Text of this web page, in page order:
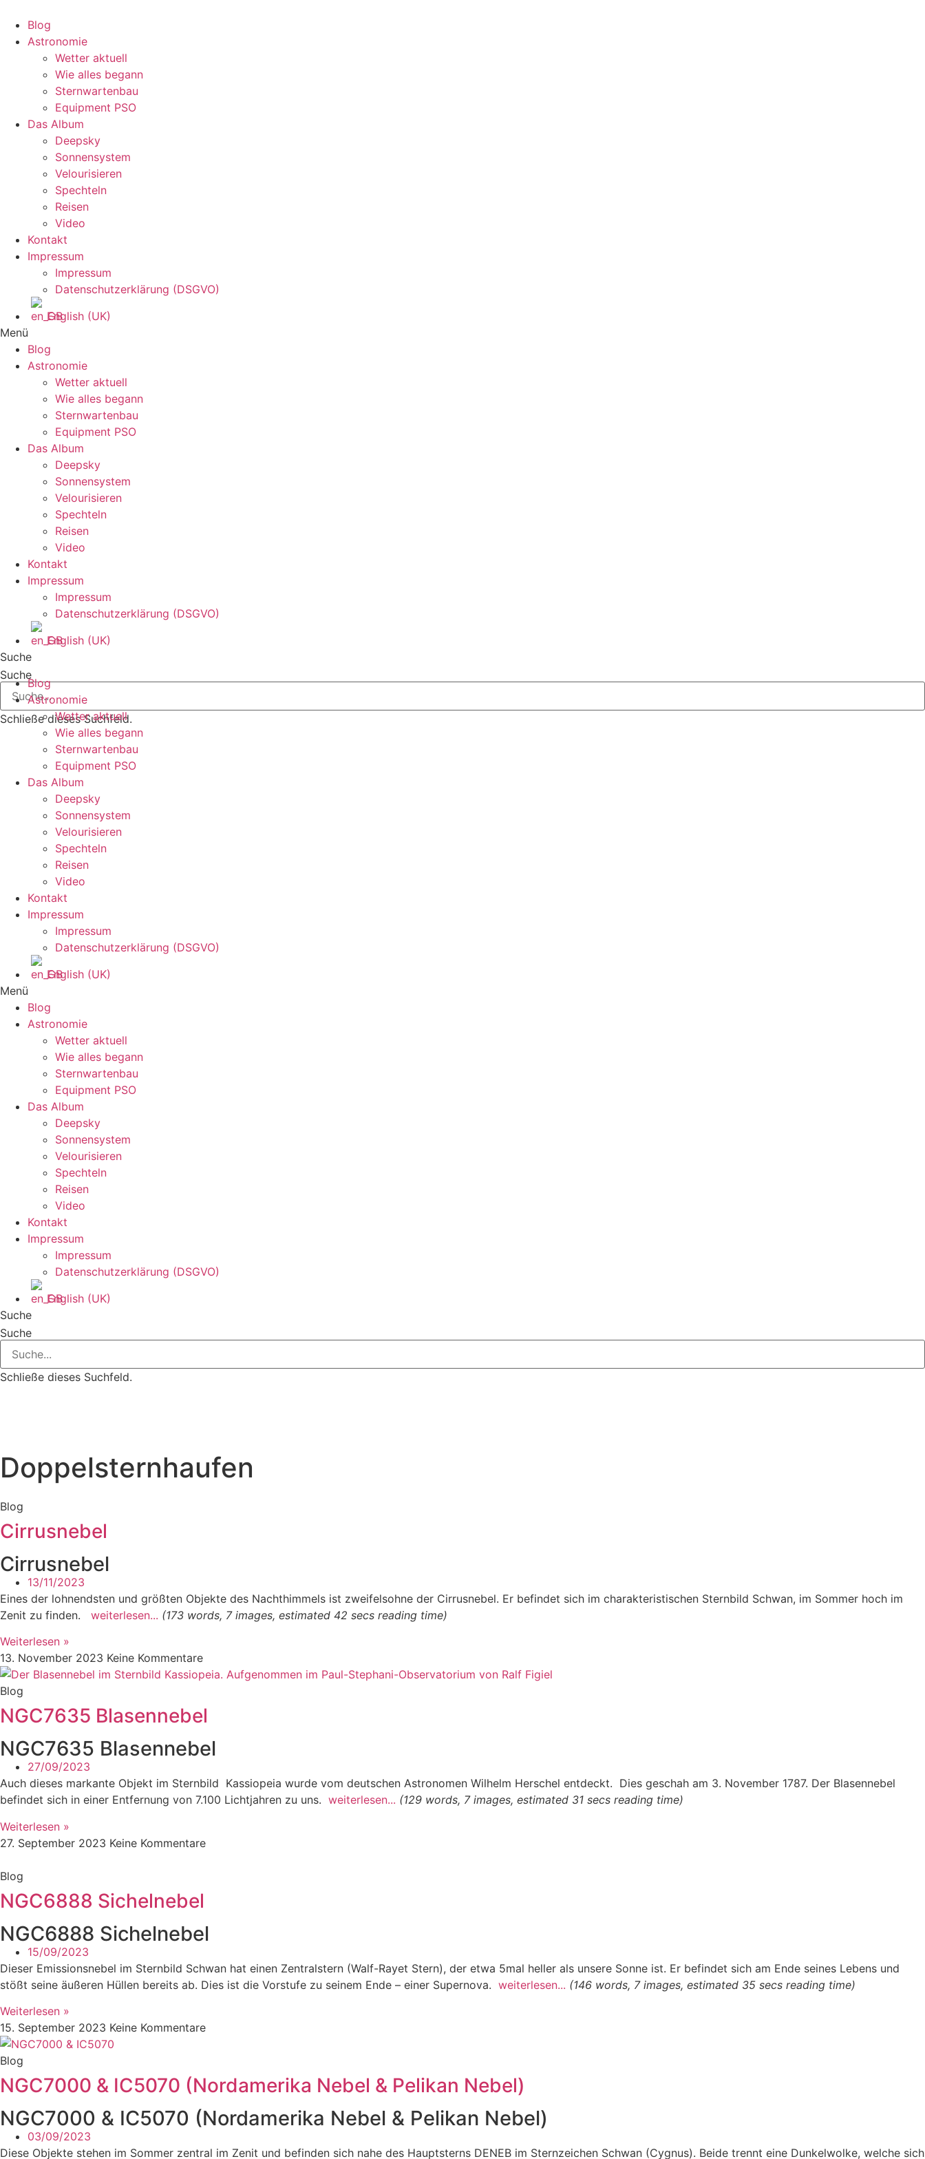
Inhalt
wechseln
Blog
Astronomie
Wetter aktuell
Wie alles begann
Sternwartenbau
Equipment PSO
Das Album
Deepsky
Sonnensystem
Velourisieren
Spechteln
Reisen
Video
Kontakt
Impressum
Impressum
Datenschutzerklärung (DSGVO)
English (UK)
Menü
Blog
Astronomie
Wetter aktuell
Wie alles begann
Sternwartenbau
Equipment PSO
Das Album
Deepsky
Sonnensystem
Velourisieren
Spechteln
Reisen
Video
Kontakt
Impressum
Impressum
Datenschutzerklärung (DSGVO)
English (UK)
Suche
Suche
Schließe dieses Suchfeld.
Blog
Astronomie
Wetter aktuell
Wie alles begann
Sternwartenbau
Equipment PSO
Das Album
Deepsky
Sonnensystem
Velourisieren
Spechteln
Reisen
Video
Kontakt
Impressum
Impressum
Datenschutzerklärung (DSGVO)
English (UK)
Menü
Blog
Astronomie
Wetter aktuell
Wie alles begann
Sternwartenbau
Equipment PSO
Das Album
Deepsky
Sonnensystem
Velourisieren
Spechteln
Reisen
Video
Kontakt
Impressum
Impressum
Datenschutzerklärung (DSGVO)
English (UK)
Suche
Suche
Schließe dieses Suchfeld.
Doppelsternhaufen
Blog
Cirrusnebel
Cirrusnebel
13/11/2023
Eines der lohnendsten und größten Objekte des Nachthimmels ist zweifelsohne der Cirrusnebel. Er befindet sich im charakteristischen Sternbild Schwan, im Sommer hoch im
Zenit zu finden.
weiterlesen... (173 words, 7 images, estimated 42 secs reading time)
Weiterlesen »
13. November 2023 Keine Kommentare
Blog
NGC7635 Blasennebel
NGC7635 Blasennebel
27/09/2023
Auch dieses markante Objekt im Sternbild Kassiopeia wurde vom deutschen Astronomen Wilhelm Herschel entdeckt. Dies geschah am 3. November 1787. Der Blasennebel
befindet sich in einer Entfernung von 7.100 Lichtjahren zu uns. weiterlesen... (129 words, 7 images, estimated 31 secs reading time)
Weiterlesen »
27. September 2023 Keine Kommentare
Blog
NGC6888 Sichelnebel
NGC6888 Sichelnebel
15/09/2023
Dieser Emissionsnebel im Sternbild Schwan hat einen Zentralstern (Walf-Rayet Stern), der etwa 5mal heller als unsere Sonne ist. Er befindet sich am Ende seines Lebens und
stößt seine äußeren Hüllen bereits ab. Dies ist die Vorstufe zu seinem Ende – einer Supernova. weiterlesen... (146 words, 7 images, estimated 35 secs reading time)
Weiterlesen »
15. September 2023 Keine Kommentare
Blog
NGC7000 & IC5070 (Nordamerika Nebel & Pelikan Nebel)
NGC7000 & IC5070 (Nordamerika Nebel & Pelikan Nebel)
03/09/2023
Diese Objekte stehen im Sommer zentral im Zenit und befinden sich nahe des Hauptsterns DENEB im Sternzeichen Schwan (Cygnus). Beide trennt eine Dunkelwolke, welche sich